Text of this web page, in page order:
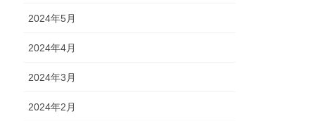
2024年5月
2024年4月
2024年3月
2024年2月